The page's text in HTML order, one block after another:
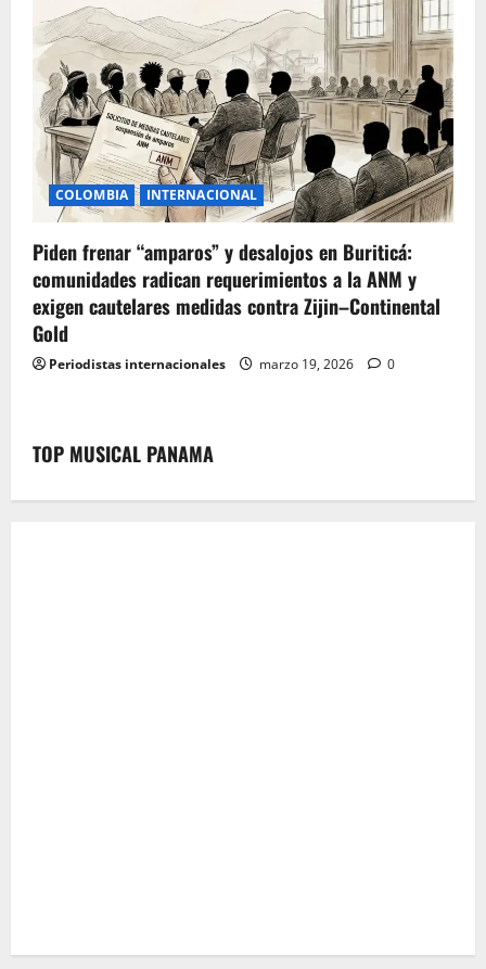
COLOMBIA INTERNACIONAL
Piden frenar “amparos” y desalojos en Buriticá:
comunidades radican requerimientos a la ANM y
exigen cautelares medidas contra Zijin–Continental
Gold
Periodistas internacionales marzo 19, 2026 0
TOP MUSICAL PANAMA